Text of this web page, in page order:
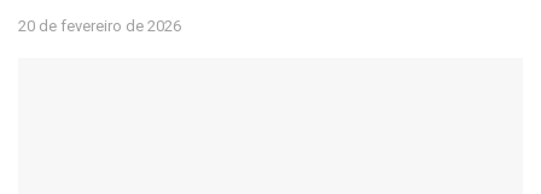
20 de fevereiro de 2026